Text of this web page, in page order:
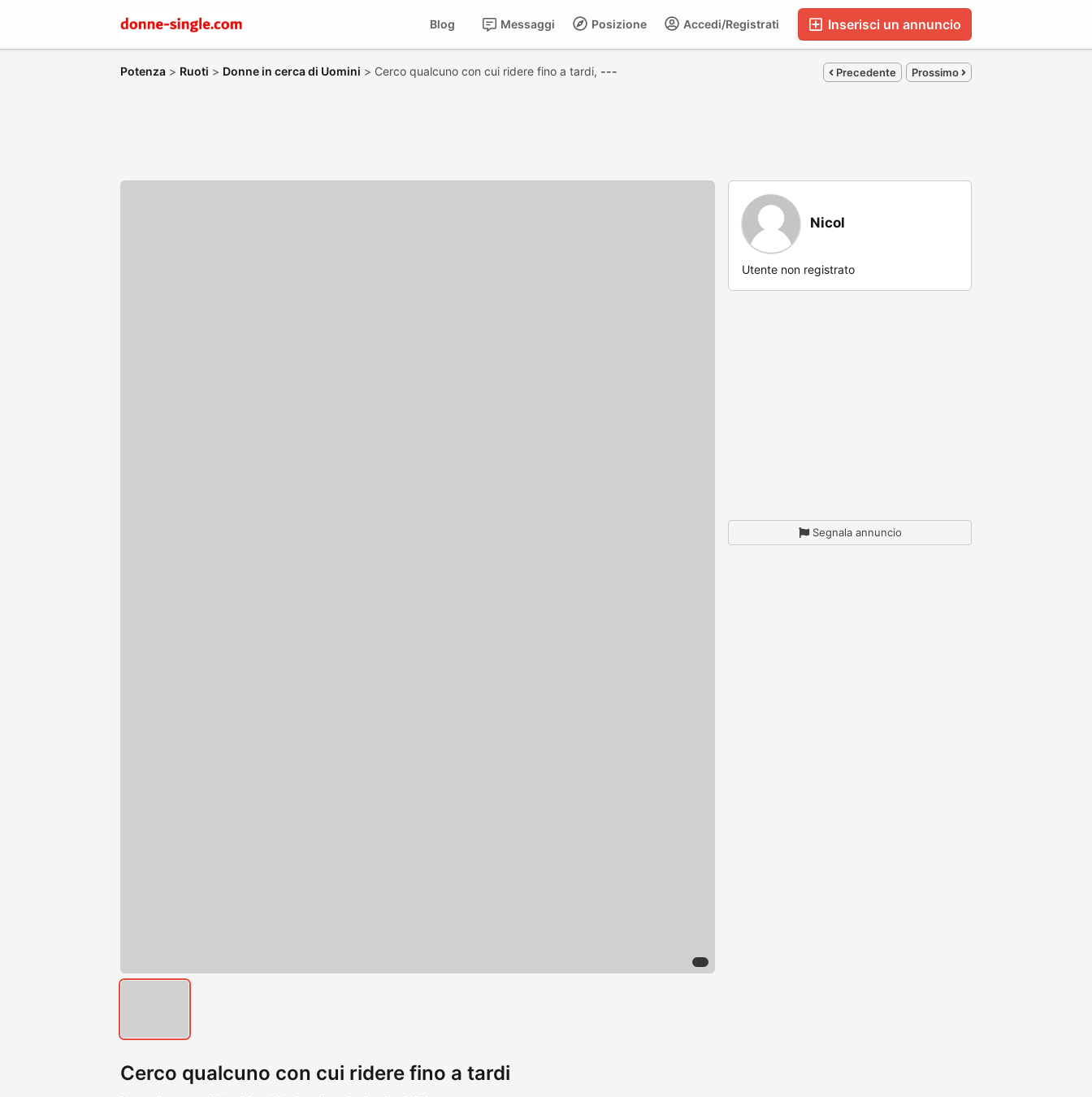
Inserisci un annuncio
Accedi/Registrati
Posizione
Messaggi
Blog
Potenza > Ruoti > Donne in cerca di Uomini > Cerco qualcuno con cui ridere fino a tardi, --- Precedente Prossimo
Cerco qualcuno con cui ridere fino a tardi
Nicol
Utente non registrato
Segnala annuncio